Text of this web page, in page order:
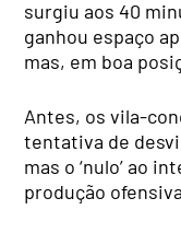
surgiu aos 40
ganhou espaço
mas, em boa
Antes, os vila-
tentativa de
mas o ‘nulo’ ao
produção